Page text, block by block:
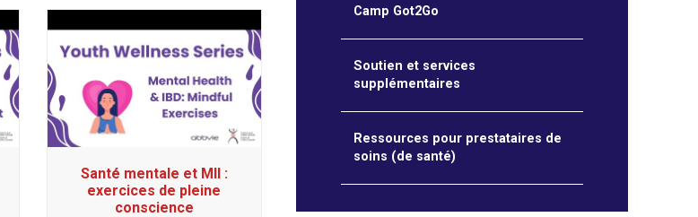
Santé mentale et MII :
exercices de pleine
conscience
Camp Got2Go
Soutien et services
supplémentaires
Ressources pour prestataires de
soins (de santé)